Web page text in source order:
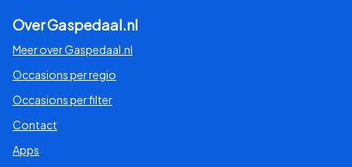
Over Gaspedaal.nl
Meer over Gaspedaal.nl
Occasions per regio
Occasions per filter
Contact
Apps